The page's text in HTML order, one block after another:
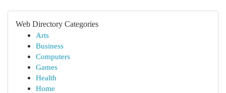
Web Directory Categories
Arts
Business
Computers
Games
Health
Home